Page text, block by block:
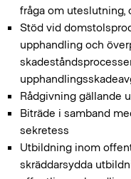
fråga om uteslutning,
Stöd vid
upphandling och
Rådgivning gällande
Biträde i samband
sekretess
Utbildning inom
skräddarsydda